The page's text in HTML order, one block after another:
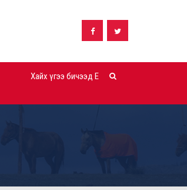
ШУУД ХУДАЛДАН АВАХ ТАЛААРХ ЗАРЛАЛ